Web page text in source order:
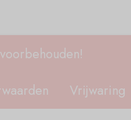
Vrijwaring